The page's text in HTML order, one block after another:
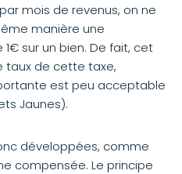
mois de revenus, on ne
manière une
sur un bien. De fait, cet
taux de cette taxe,
est peu acceptable
Jaunes).
développées, comme
compensée. Le principe